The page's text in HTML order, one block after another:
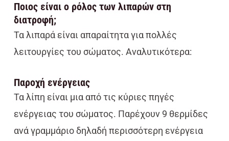
Ποιος είναι ο ρόλος των λιπαρών στη
διατροφή;
Τα λιπαρά είναι απαραίτητα για πολλές
λειτουργίες του σώματος. Αναλυτικότερα:
Παροχή ενέργειας
Τα λίπη είναι μια από τις κύριες πηγές
ενέργειας του σώματος. Παρέχουν 9 θερμίδες
ανά γραμμάριο δηλαδή περισσότερη ενέργεια